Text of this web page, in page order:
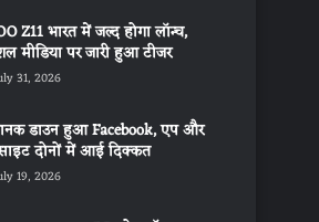
Z11 भारत में जल्द होगा लॉन्च,
मीडिया पर जारी हुआ टीजर
31, 2026
डाउन हुआ Facebook, एप और
दोनों में आई दिक्कत
19, 2026